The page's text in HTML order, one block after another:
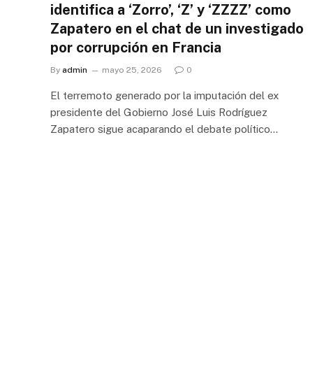
identifica a ‘Zorro’, ‘Z’ y ‘ZZZZ’ como
Zapatero en el chat de un investigado
por corrupción en Francia
By admin mayo 25, 2026 0
El terremoto generado por la imputación del ex
presidente del Gobierno José Luis Rodríguez
Zapatero sigue acaparando el debate político…